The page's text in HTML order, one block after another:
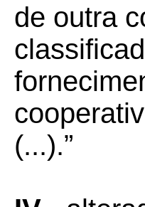
de outra
(...).”